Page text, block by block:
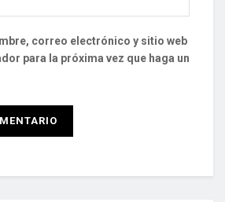
correo electrónico y sitio web
para la próxima vez que haga un